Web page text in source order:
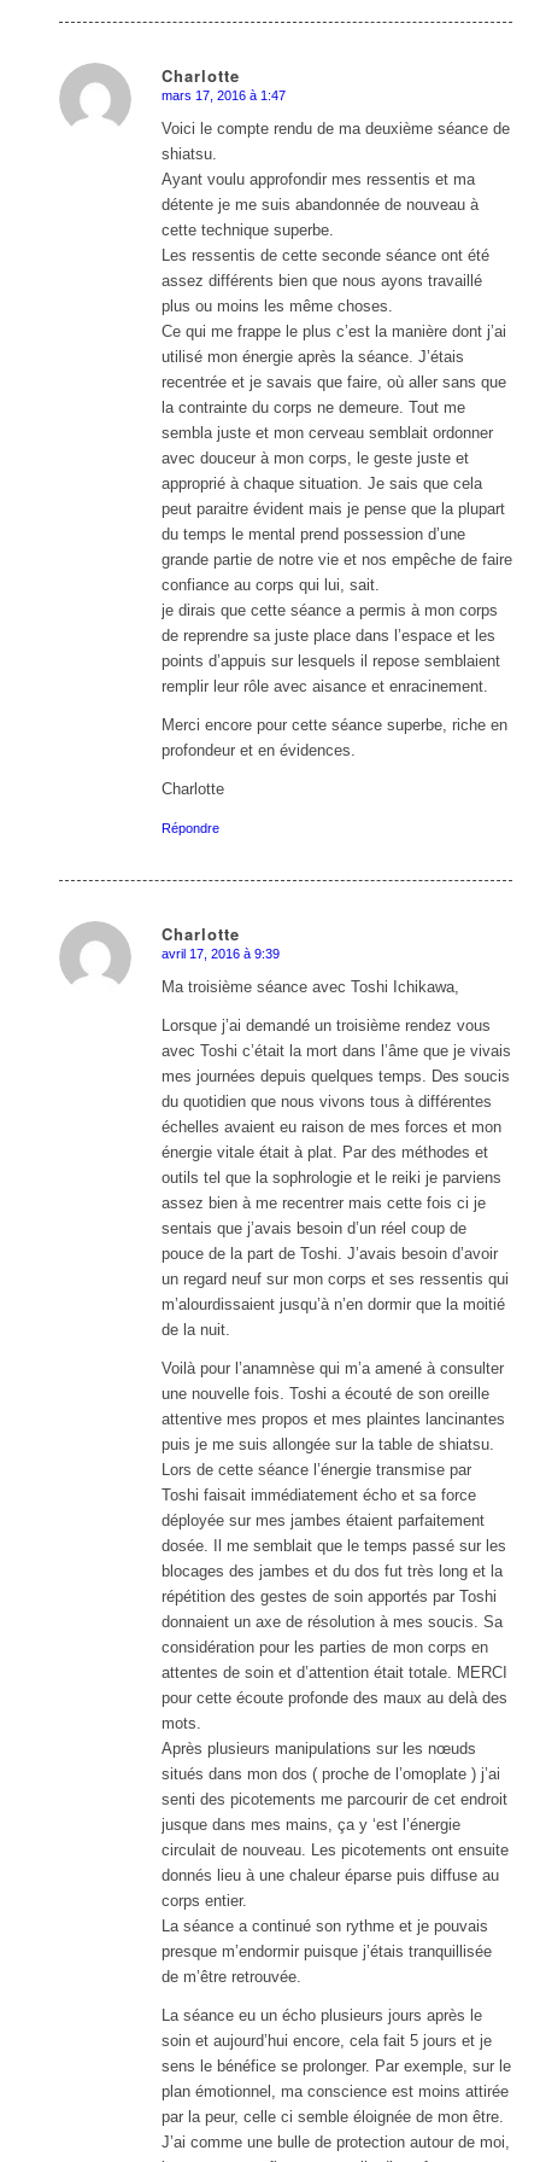
Charlotte
dit
:
mars 17, 2016 à 1:47
Voici le compte rendu de ma deuxième séance de
shiatsu.
Ayant voulu approfondir mes ressentis et ma
détente je me suis abandonnée de nouveau à
cette technique superbe.
Les ressentis de cette seconde séance ont été
assez différents bien que nous ayons travaillé
plus ou moins les même choses.
Ce qui me frappe le plus c’est la manière dont j’ai
utilisé mon énergie après la séance. J’étais
recentrée et je savais que faire, où aller sans que
la contrainte du corps ne demeure. Tout me
sembla juste et mon cerveau semblait ordonner
avec douceur à mon corps, le geste juste et
approprié à chaque situation. Je sais que cela
peut paraitre évident mais je pense que la plupart
du temps le mental prend possession d’une
grande partie de notre vie et nos empêche de faire
confiance au corps qui lui, sait.
je dirais que cette séance a permis à mon corps
de reprendre sa juste place dans l’espace et les
points d’appuis sur lesquels il repose semblaient
remplir leur rôle avec aisance et enracinement.
Merci encore pour cette séance superbe, riche en
profondeur et en évidences.
Charlotte
Répondre
Charlotte
dit
:
avril 17, 2016 à 9:39
Ma troisième séance avec Toshi Ichikawa,
Lorsque j’ai demandé un troisième rendez vous
avec Toshi c’était la mort dans l’âme que je vivais
mes journées depuis quelques temps. Des soucis
du quotidien que nous vivons tous à différentes
échelles avaient eu raison de mes forces et mon
énergie vitale était à plat. Par des méthodes et
outils tel que la sophrologie et le reiki je parviens
assez bien à me recentrer mais cette fois ci je
sentais que j’avais besoin d’un réel coup de
pouce de la part de Toshi. J’avais besoin d’avoir
un regard neuf sur mon corps et ses ressentis qui
m’alourdissaient jusqu’à n’en dormir que la moitié
de la nuit.
Voilà pour l’anamnèse qui m’a amené à consulter
une nouvelle fois. Toshi a écouté de son oreille
attentive mes propos et mes plaintes lancinantes
puis je me suis allongée sur la table de shiatsu.
Lors de cette séance l’énergie transmise par
Toshi faisait immédiatement écho et sa force
déployée sur mes jambes étaient parfaitement
dosée. Il me semblait que le temps passé sur les
blocages des jambes et du dos fut très long et la
répétition des gestes de soin apportés par Toshi
donnaient un axe de résolution à mes soucis. Sa
considération pour les parties de mon corps en
attentes de soin et d’attention était totale. MERCI
pour cette écoute profonde des maux au delà des
mots.
Après plusieurs manipulations sur les nœuds
situés dans mon dos ( proche de l’omoplate ) j’ai
senti des picotements me parcourir de cet endroit
jusque dans mes mains, ça y ‘est l’énergie
circulait de nouveau. Les picotements ont ensuite
donnés lieu à une chaleur éparse puis diffuse au
corps entier.
La séance a continué son rythme et je pouvais
presque m’endormir puisque j’étais tranquillisée
de m’être retrouvée.
La séance eu un écho plusieurs jours après le
soin et aujourd’hui encore, cela fait 5 jours et je
sens le bénéfice se prolonger. Par exemple, sur le
plan émotionnel, ma conscience est moins attirée
par la peur, celle ci semble éloignée de mon être.
J’ai comme une bulle de protection autour de moi,